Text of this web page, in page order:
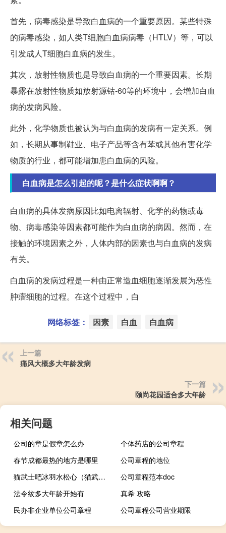
首先，病毒感染是导致白血病的一个重要原因。某些特殊
的病毒感染，如人类T细胞白血病病毒（HTLV）等，可以
引发成人T细胞白血病的发生。
其次，放射性物质也是导致白血病的一个重要因素。长期
暴露在放射性物质如放射源钴-60等的环境中，会增加白血
病的发病风险。
此外，化学物质也被认为与白血病的发病有一定关系。例
如，长期从事制鞋业、电子产品等含有苯或其他有害化学
物质的行业，都可能增加患白血病的风险。
白血病是怎么引起的呢？是什么症状啊啊？
白血病的具体发病原因比如电离辐射、化学的药物或毒
物、病毒感染等因素都可能作为白血病的病因。然而，在
接触的环境因素之外，人体内部的因素也与白血病的发病
有关。
白血病的发病过程是一种由正常造血细胞逐渐发展为恶性
肿瘤细胞的过程。在这个过程中，白
网络标签： 因素 白血 白血病
上一篇
痛风大概多大年龄发病
下一篇
颐尚花园适合多大年龄
相关问题
公司的章是假章怎么办
个体药店的公司章程
春节成都最热的地方是哪里
公司章程的地位
猫武士吧冰羽水松心（猫武士吧）
公司章程范本doc
法令纹多大年龄开始有
真希 攻略
民办非企业单位公司章程
公司章程公司营业期限